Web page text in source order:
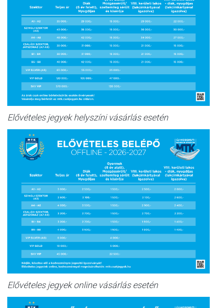
Elővételes jegyek helyszíni vásárlás esetén
Elővételes jegyek online vásárlás esetén